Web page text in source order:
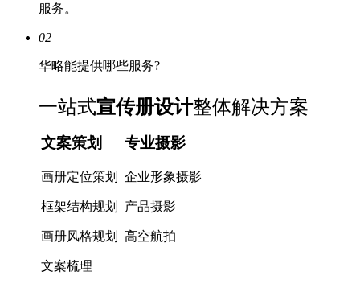
服务。
02
华略能提供哪些服务?
一站式宣传册设计整体解决方案
文案策划
画册定位策划
框架结构规划
画册风格规划
文案梳理
专业摄影
企业形象摄影
产品摄影
高空航拍